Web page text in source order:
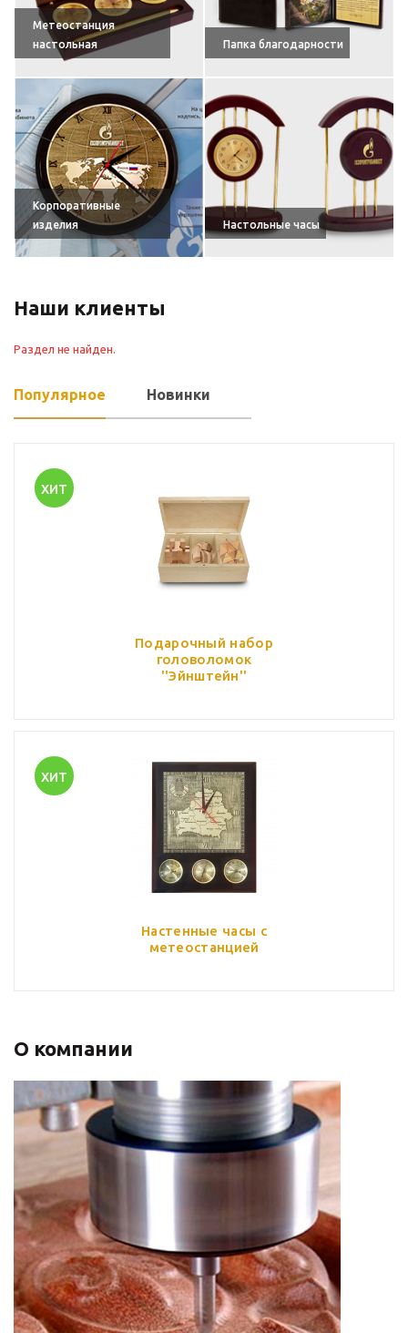
Метеостанция
настольная
Папка благодарности
Корпоративные
изделия
Настольные часы
Наши клиенты
Раздел не найден.
Популярное Новинки
ХИТ
Подарочный набор
головоломок
''Эйнштейн''
ХИТ
Настенные часы с
метеостанцией
О компании